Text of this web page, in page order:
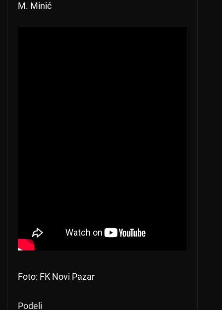
M. Minić
Foto: FK Novi Pazar
Podeli